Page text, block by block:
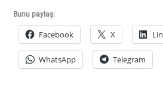
Bunu paylaş:
Facebook X
WhatsApp Telegram